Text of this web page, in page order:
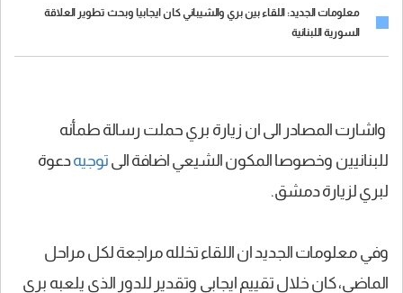
معلومات الجديد: اللقاء بين بري والشيباني كان ايجابيا وبحث تطوير العلاقة
السورية اللبنانية
واشارت المصادر الى ان زيارة بري حملت رسالة طمأنه
للبنانيين وخصوصا المكون الشيعي اضافة الى توجيهدعوة
لبري لزيارة دمشق.
وفي معلومات الجديد ان اللقاء تخلله مراجعة لكل مراحل
الماضي، كان خلال تقييم ايجابي وتقدير للدور الذي يلعبه بري